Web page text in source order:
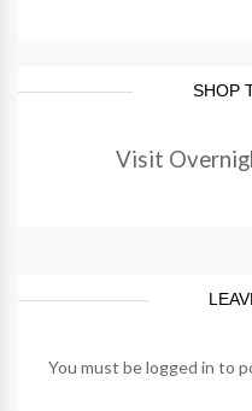
SHOP
Visit
You must belogged in to